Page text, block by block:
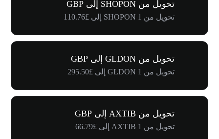
تحويل من SHOPON إلى GBP
تحويل من 1 SHOPON إلى £110.76
تحويل من GLDON إلى GBP
تحويل من 1 GLDON إلى £295.50
تحويل من AXTIB إلى GBP
تحويل من 1 AXTIB إلى £66.79